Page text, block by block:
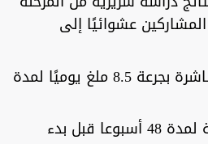
عشوائيًا إلى
مجموعة تلقت العلاج مباشرة بجرعة 8.5 ملغ يوميًا لمدة
مجموعة خضعت للمراقبة لمدة 48 أسبوعا قبل بدء